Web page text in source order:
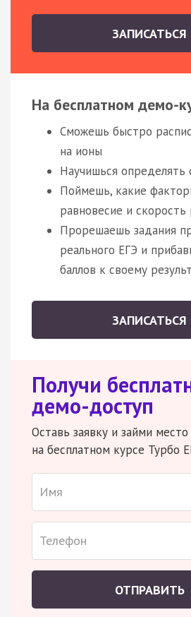
ЗАПИСАТЬСЯ
На бесплатном демо-
Сможешь быстро
на ионы
Научишься определять
Поймешь, какие
равновесие и скорость
Прорешаешь задания
реального ЕГЭ и
баллов к своему
ЗАПИСАТЬСЯ
Получи
демо-доступ
Оставь заявку и займи место
на бесплатном курсе Турбо
ОТПРАВИТЬ